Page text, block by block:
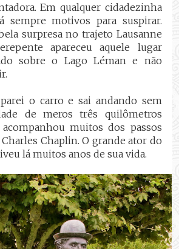
Em qualquer cidadezinha
sempre motivos para suspirar.
surpresa no trajeto Lausanne
apareceu aquele lugar
sobre o Lago Léman e não
o carro e sai andando sem
de meros três quilômetros
muitos dos passos
Chaplin. O grande ator do
lá muitos anos de sua vida.